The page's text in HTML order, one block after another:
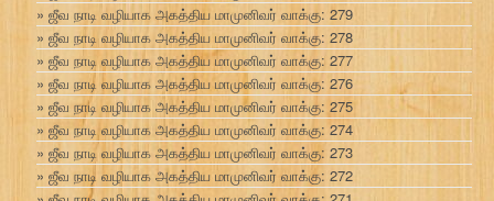
ஜீவ நாடி வழியாக அகத்திய மாமுனிவர் வாக்கு: 279
ஜீவ நாடி வழியாக அகத்திய மாமுனிவர் வாக்கு: 278
ஜீவ நாடி வழியாக அகத்திய மாமுனிவர் வாக்கு: 277
ஜீவ நாடி வழியாக அகத்திய மாமுனிவர் வாக்கு: 276
ஜீவ நாடி வழியாக அகத்திய மாமுனிவர் வாக்கு: 275
ஜீவ நாடி வழியாக அகத்திய மாமுனிவர் வாக்கு: 274
ஜீவ நாடி வழியாக அகத்திய மாமுனிவர் வாக்கு: 273
ஜீவ நாடி வழியாக அகத்திய மாமுனிவர் வாக்கு: 272